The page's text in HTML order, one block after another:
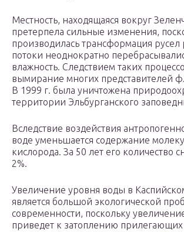
Местность, находящаяся вокруг
претерпела сильные изменения,
производилась трансформация
потоки неоднократно
влажность. Следствием таких
вымирание многих представителей
В 1999 г. была уничтожена
территории Эльбурганского
Вследствие воздействия
воде уменьшается содержание
кислорода. За 50 лет его количество
2%.
Увеличение уровня воды в
является большой экологической
современности, поскольку
приведет к затоплению